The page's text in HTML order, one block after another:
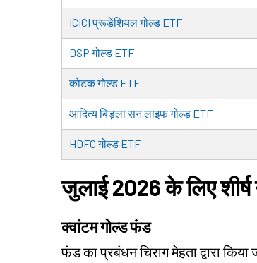
ICICI प्रूडेंशियल गोल्ड ETF
DSP गोल्ड ETF
कोटक गोल्ड ETF
आदित्य बिड़ला सन लाइफ गोल्ड ETF
HDFC गोल्ड ETF
जुलाई 2026 के लिए
क्वांटम गोल्ड फंड
फंड का प्रबंधन चिराग मेहता द्वारा